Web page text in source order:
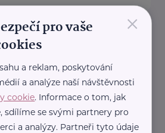
a. s.
Vám pomohli.
majetek i
×
pro vaše
a reklam, poskytování
a analýze naší návštěvnosti
cookie. Informace o tom, jak
sdílíme se svými partnery pro
a analýzy. Partneři tyto údaje